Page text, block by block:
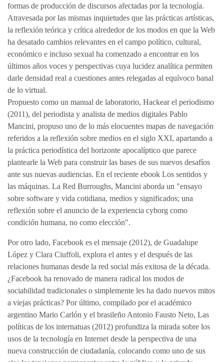
formas de producción de discursos afectadas por la tecnología.
Atravesada por las mismas inquietudes que las prácticas artísticas,
la reflexión teórica y crítica alrededor de los modos en que la Web
ha desatado cambios relevantes en el campo político, cultural,
económico e incluso sexual ha comenzado a encontrar en los
últimos años voces y perspectivas cuya lucidez analítica permiten
darle densidad real a cuestiones antes relegadas al equívoco banal
de lo virtual.
Propuesto como un manual de laboratorio, Hackear el periodismo
(2011), del periodista y analista de medios digitales Pablo
Mancini, propuso uno de lo más elocuentes mapas de navegación
referidos a la reflexión sobre medios en el siglo XXI, apartando a
la práctica periodística del horizonte apocalíptico que parece
plantearle la Web para construir las bases de sus nuevos desafíos
ante sus nuevas audiencias. En el reciente ebook Los sentidos y
las máquinas. La Red Burroughs, Mancini aborda un "ensayo
sobre software y vida cotidiana, medios y significados; una
reflexión sobre el anuncio de la experiencia cyborg como
condición humana, no como elección".
Por otro lado, Facebook es el mensaje (2012), de Guadalupe
López y Clara Ciuffoli, explora el antes y el después de las
relaciones humanas desde la red social más exitosa de la década.
¿Facebook ha renovado de manera radical los modos de
sociabilidad tradicionales o simplemente les ha dado nuevos mitos
a viejas prácticas? Por último, compilado por el académico
argentino Mario Carlón y el brasileño Antonio Fausto Neto, Las
políticas de los internatuas (2012) profundiza la mirada sobre los
usos de la tecnología en Internet desde la perspectiva de una
nueva construcción de ciudadanía, colocando como uno de sus